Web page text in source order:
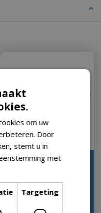
Vlindermolen Luville
Let op: bijna uitverkocht!
om uw
Door
stemt u in
met
Targeting